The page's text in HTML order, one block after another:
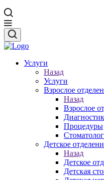
Услуги
Назад
Услуги
Взрослое
Назад
Взрослое
Процедуры
Детское
Назад
Детское
Детская